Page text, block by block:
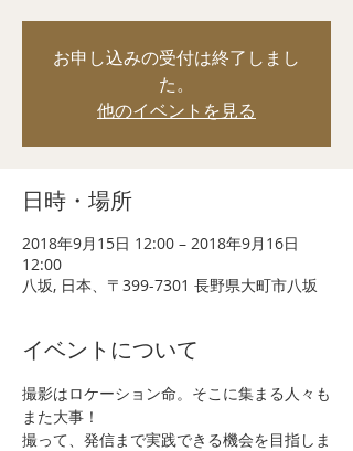
お申し込みの受付は終了しまし
た。
他のイベントを見る
日時・場所
2018年9月15日 12:00 – 2018年9月16日
12:00
八坂, 日本、〒399-7301 長野県大町市八坂
イベントについて
撮影はロケーション命。そこに集まる人々も
また大事！
撮って、発信まで実践できる機会を目指しま